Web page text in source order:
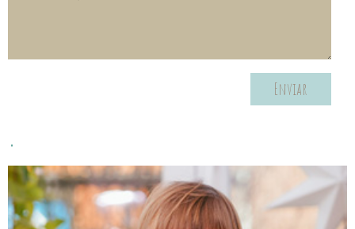
Enviar
.